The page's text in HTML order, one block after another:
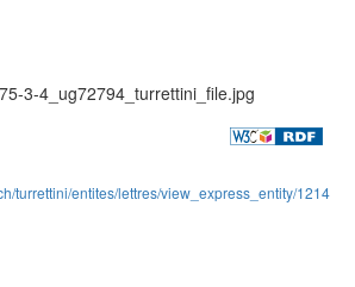
3-4_ug72794_turrettini_file.jpg
turrettini/entites/lettres/view_express_entity/1214